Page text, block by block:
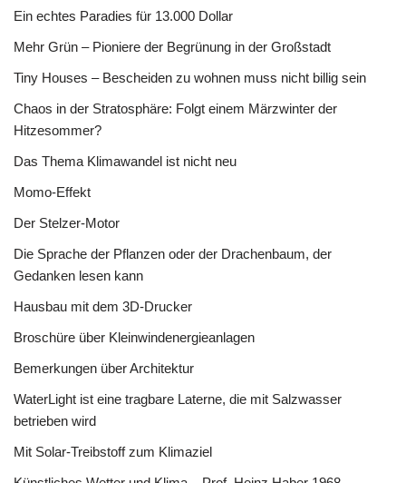
Ein echtes Paradies für 13.000 Dollar
Mehr Grün – Pioniere der Begrünung in der Großstadt
Tiny Houses – Bescheiden zu wohnen muss nicht billig sein
Chaos in der Stratosphäre: Folgt einem Märzwinter der
Hitzesommer?
Das Thema Klimawandel ist nicht neu
Momo-Effekt
Der Stelzer-Motor
Die Sprache der Pflanzen oder der Drachenbaum, der
Gedanken lesen kann
Hausbau mit dem 3D-Drucker
Broschüre über Kleinwindenergieanlagen
Bemerkungen über Architektur
WaterLight ist eine tragbare Laterne, die mit Salzwasser
betrieben wird
Mit Solar-Treibstoff zum Klimaziel